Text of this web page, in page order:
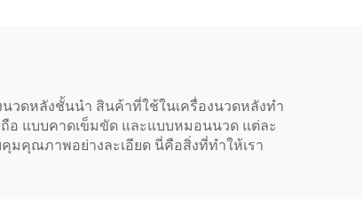
นวดหลังชั้นนำ สินค้าที่ใช้ในเครื่องนวดหลังทำ
อ แบบคาดเข็มขัด และแบบหมอนนวด แต่ละ
คุณภาพอย่างละเอียด นี่คือสิ่งที่ทำให้เรา